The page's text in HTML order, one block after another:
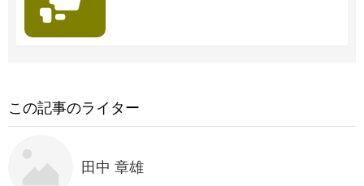
この記事のライター
田中 章雄